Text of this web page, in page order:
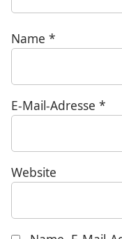
Name *
E-Mail-Adresse *
Website